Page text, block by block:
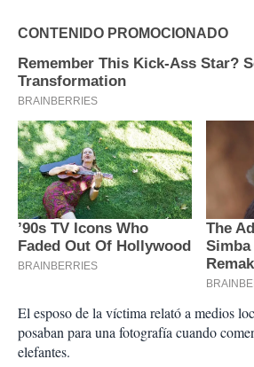
El esposo de la víctima relató a medios
posaban para una fotografía cuando
elefantes.